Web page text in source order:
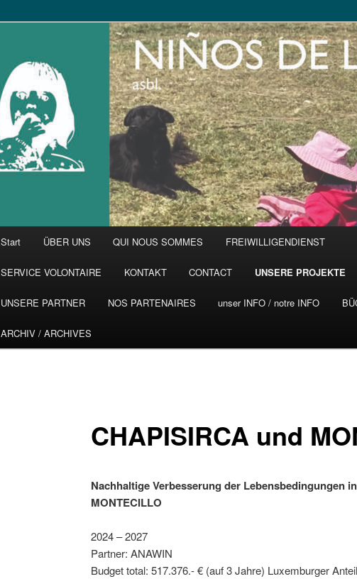
Start ÜBER UNS QUI NOUS SOMMES FREIWILLIGENDIENST
SERVICE VOLONTAIRE KONTAKT CONTACT UNSERE PROJEKTE
UNSERE PARTNER NOS PARTENAIRES unser INFO / notre INFO
ARCHIV / ARCHIVES
CHAPISIRCA und
Nachhaltige Verbesserung der Lebensbedingungen
MONTECILLO
2024 – 2027
Partner: ANAWIN
Budget total: 517.376.- € (auf 3 Jahre) Luxemburger